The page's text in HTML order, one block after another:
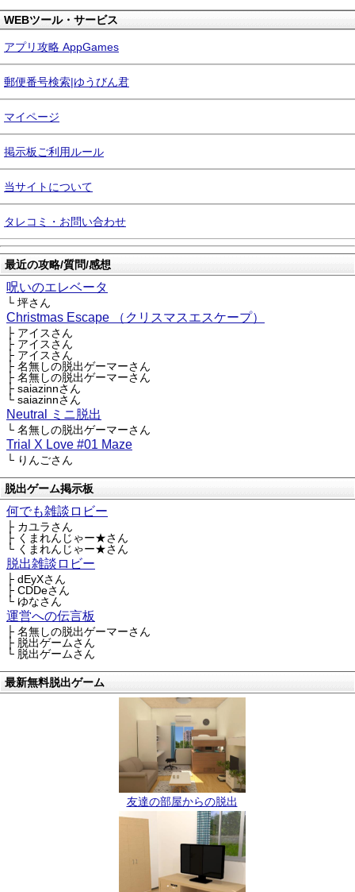
WEBツール・サービス
アプリ攻略 AppGames
郵便番号検索|ゆうびん君
マイページ
掲示板ご利用ルール
当サイトについて
タレコミ・お問い合わせ
最近の攻略/質問/感想
呪いのエレベータ
└ 坪さん
Christmas Escape （クリスマスエスケープ）
├ アイスさん
├ アイスさん
├ アイスさん
├ 名無しの脱出ゲーマーさん
├ 名無しの脱出ゲーマーさん
├ saiazinnさん
└ saiazinnさん
Neutral ミニ脱出
└ 名無しの脱出ゲーマーさん
Trial X Love #01 Maze
└ りんごさん
脱出ゲーム掲示板
何でも雑談ロビー
├ カユラさん
├ くまれんじゃー★さん
└ くまれんじゃー★さん
脱出雑談ロビー
├ dEyXさん
├ CDDeさん
└ ゆなさん
運営への伝言板
├ 名無しの脱出ゲーマーさん
├ 脱出ゲームさん
└ 脱出ゲームさん
最新無料脱出ゲーム
友達の部屋からの脱出